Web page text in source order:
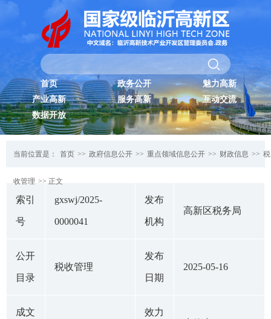
首页 政务公开
魅力高新
产业高新
服务高新
互动交流
数据开放
当前位置是： 首页 >> 政府信息公开 >> 重点领域信息公开 >> 财政信息 >> 税
收管理 >> 正文
索引
号
gxswj/2025-
0000041
发布
机构
高新区税务局
公开
目录
税收管理
发布
日期
2025-05-16
成文 效力